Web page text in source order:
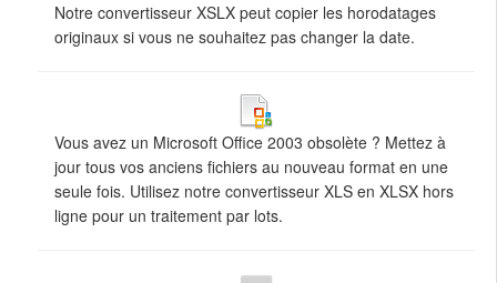
Notre convertisseur XSLX peut copier les horodatages
originaux si vous ne souhaitez pas changer la date.
Vous avez un Microsoft Office 2003 obsolète ? Mettez à
jour tous vos anciens fichiers au nouveau format en une
seule fois. Utilisez notre convertisseur XLS en XLSX hors
ligne pour un traitement par lots.